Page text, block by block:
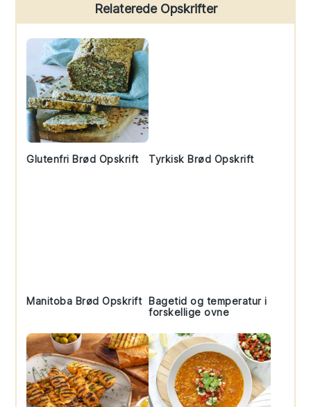
Sidebar
Relaterede Opskrifter
Glutenfri Brød Opskrift Tyrkisk Brød Opskrift
Manitoba Brød Opskrift
Bagetid og temperatur i
forskellige ovne